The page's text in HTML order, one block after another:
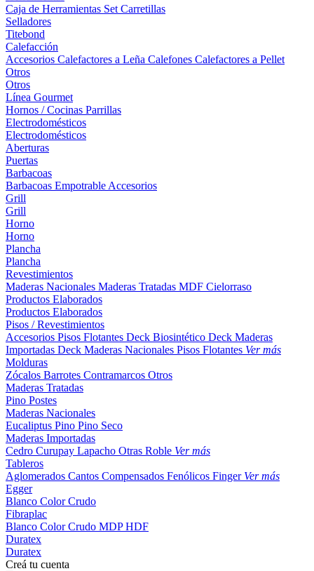
Caja de Herramientas Set Carretillas
Selladores
Titebond
Calefacción
Accesorios Calefactores a Leña Calefones Calefactores a Pellet
Otros
Otros
Línea Gourmet
Hornos / Cocinas Parrillas
Electrodomésticos
Electrodomésticos
Aberturas
Puertas
Barbacoas
Barbacoas Empotrable Accesorios
Grill
Grill
Horno
Horno
Plancha
Plancha
Revestimientos
Maderas Nacionales Maderas Tratadas MDF Cielorraso
Productos Elaborados
Productos Elaborados
Pisos / Revestimientos
Accesorios Pisos Flotantes Deck Biosintético Deck Maderas
Importadas Deck Maderas Nacionales Pisos Flotantes Ver más
Molduras
Zócalos Barrotes Contramarcos Otros
Maderas Tratadas
Pino Postes
Maderas Nacionales
Eucaliptus Pino Pino Seco
Maderas Importadas
Cedro Curupay Lapacho Otras Roble Ver más
Tableros
Aglomerados Cantos Compensados Fenólicos Finger Ver más
Egger
Blanco ColorCrudo
Fibraplac
Blanco ColorCrudo MDPHDF
Duratex
Duratex
Creá tu cuenta